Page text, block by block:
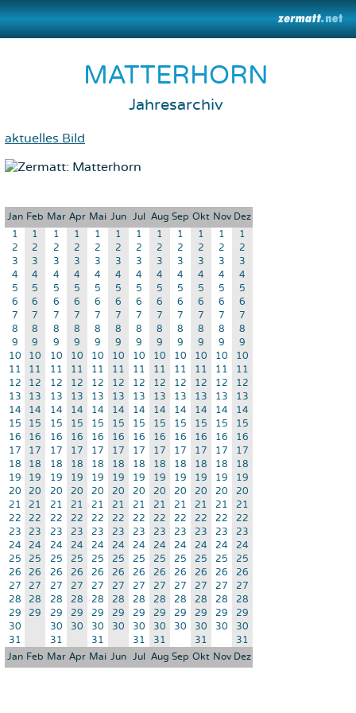
MATTERHORN
Jahresarchiv
aktuelles Bild
Jan Feb Mar Apr Mai Jun Jul Aug Sep Okt Nov Dez
Jan Feb Mar Apr Mai Jun Jul Aug Sep Okt Nov Dez
1 1 1 1 1 1 1 1 1 1 1
1
2
2 2 2 2 2 2 2 2 2 2
2
3
3 3 3 3 3 3 3 3 3 3
3
4
4 4 4 4 4 4 4 4 4 4
4
5
5 5 5 5 5 5 5 5 5 5
5
6
6 6 6 6 6 6 6 6 6 6
6
7
7 7 7 7 7 7 7 7 7 7
7
8
8 8 8 8 8 8 8 8 8 8
8
9
9 9 9 9 9 9 9 9 9 9
9
10
10 10 10 10 10 10 10 10 10 10
10
11
11 11 11 11 11 11 11 11 11 11
11
12
12 12 12 12 12 12 12 12 12 12
12
13
13 13 13 13 13 13 13 13 13 13
13
14
14 14 14 14 14 14 14 14 14 14
14
15
15 15 15 15 15 15 15 15 15 15
15
16
16 16 16 16 16 16 16 16 16 16
16
17
17 17 17 17 17 17 17 17 17 17
17
18
18 18 18 18 18 18 18 18 18 18
18
19
19 19 19 19 19 19 19 19 19 19
19
20
20 20 20 20 20 20 20 20 20 20
20
21
21 21 21 21 21 21 21 21 21 21
21
22
22 22 22 22 22 22 22 22 22 22
22
23
23 23 23 23 23 23 23 23 23 23
23
24
24 24 24 24 24 24 24 24 24 24
24
25
25 25 25 25 25 25 25 25 25 25
25
26
26 26 26 26 26 26 26 26 26 26
26
27
27 27 27 27 27 27 27 27 27 27
27
28
28 28 28 28 28 28 28 28 28 28
28
29
29 29 29 29 29 29 29 29 29 29
29
30
30 30 30 30 30 30 30 30 30
30
31
31 31 31 31 31 31